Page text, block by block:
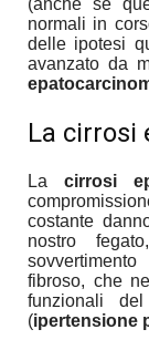
(anche se
normali in
delle ipotesi
avanzato da
La cirrosi
Lacirrosi
costante
nostro
fibroso, che
funzionali
(ipertensione